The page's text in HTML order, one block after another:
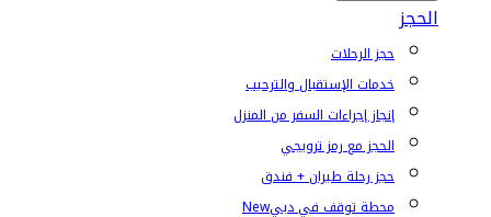
الحجز
حجز الرحلات
خدمات الإستقبال والترحيب
إنجاز إجراءات السفر من المنزل
الحجز مع رمز ترويجي
حجز رحلة طيران + فندق
محطة توقف في دبيNew